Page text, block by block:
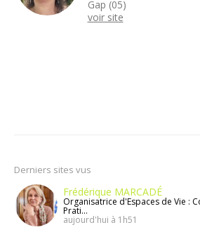
Gap (05)
voir site
Derniers sites vus
Frédérique MARCADÉ
Organisatrice d'Espaces de Vie :
Prati...
aujourd'hui à 1h51